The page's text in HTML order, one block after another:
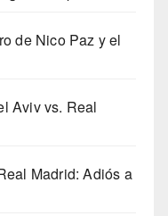
de Nico Paz y el
Aviv vs. Real
Madrid: Adiós a